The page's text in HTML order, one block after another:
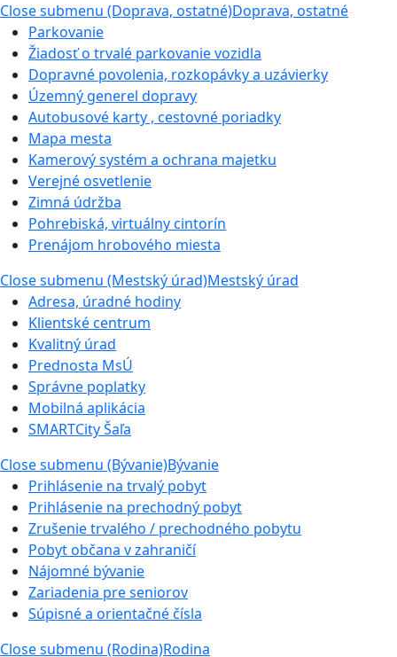
Close submenu (Doprava, ostatné)Doprava, ostatné
Parkovanie
Žiadosť o trvalé parkovanie vozidla
Dopravné povolenia, rozkopávky a uzávierky
Územný generel dopravy
Autobusové karty , cestovné poriadky
Mapa mesta
Kamerový systém a ochrana majetku
Verejné osvetlenie
Zimná údržba
Pohrebiská, virtuálny cintorín
Prenájom hrobového miesta
Close submenu (Mestský úrad)Mestský úrad
Adresa, úradné hodiny
Klientské centrum
Kvalitný úrad
Prednosta MsÚ
Správne poplatky
Mobilná aplikácia
SMARTCity Šaľa
Close submenu (Bývanie)Bývanie
Prihlásenie na trvalý pobyt
Prihlásenie na prechodný pobyt
Zrušenie trvalého / prechodného pobytu
Pobyt občana v zahraničí
Nájomné bývanie
Zariadenia pre seniorov
Súpisné a orientačné čísla
Close submenu (Rodina)Rodina